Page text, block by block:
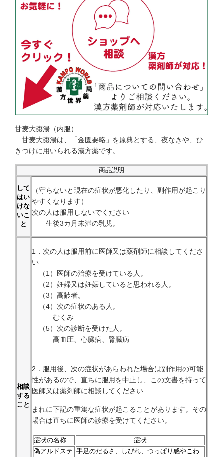
甘麦大棗湯（内服）
甘麦大棗湯は、「金匱要略」を原典とする、夜なきや、ひ
きつけに用いられる漢方薬です。
商品説明
して
はい
けな
いこ
と
（守らないと現在の症状が悪化したり、副作用が起こり
やすくなります）
次の人は服用しないでください
生後3カ月未満の乳児。
相談
する
こと
1．次の人は服用前に医師又は薬剤師に相談してくださ
い
（1）医師の治療を受けている人。
（2）妊婦又は妊娠していると思われる人。
（3）高齢者。
（4）次の症状のある人。
むくみ
（5）次の診断を受けた人。
高血圧、心臓病、腎臓病
2．服用後、次の症状があらわれた場合は副作用の可能
性があるので、直ちに服用を中止し、この文書を持って
医師又は薬剤師に相談してください
まれに下記の重篤な症状が起こることがあります。その
場合は直ちに医師の診療を受けてください。
症状の名称
症状
偽アルドステ 手足のだるさ、しびれ、つっぱり感やこわ